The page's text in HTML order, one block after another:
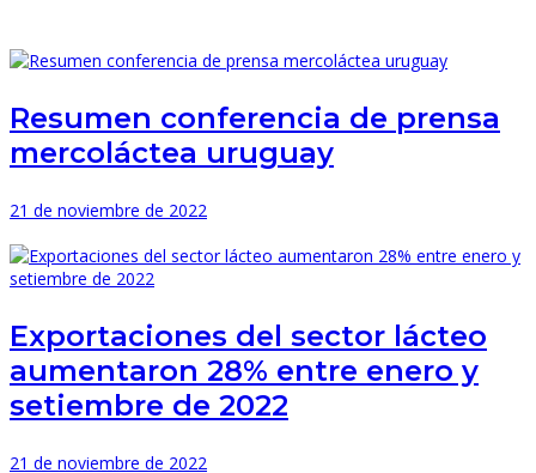
Resumen conferencia de prensa
mercoláctea uruguay
21 de noviembre de 2022
Exportaciones del sector lácteo
aumentaron 28% entre enero y
setiembre de 2022
21 de noviembre de 2022